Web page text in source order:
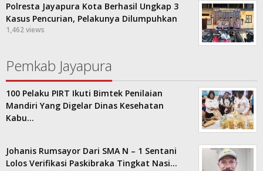
Polresta Jayapura Kota Berhasil Ungkap 3
Kasus Pencurian, Pelakunya Dilumpuhkan
1,462 views
Pemkab Jayapura
100 Pelaku PIRT Ikuti Bimtek Penilaian
Mandiri Yang Digelar Dinas Kesehatan
Kabu…
Johanis Rumsayor Dari SMA N – 1 Sentani
Lolos Verifikasi Paskibraka Tingkat Nasi…